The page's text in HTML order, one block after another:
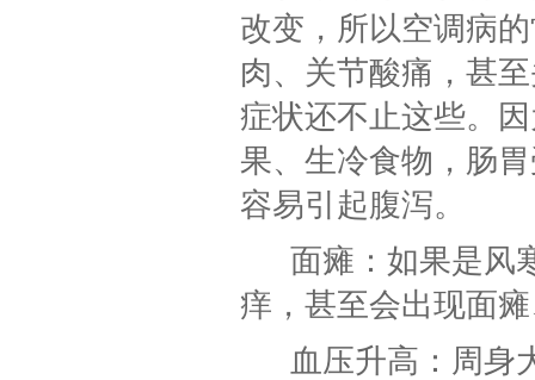
改变，所以空调病
肉、关节酸痛，甚
症状还不止这些。
果、生冷食物，肠
容易引起腹泻。
面瘫：如果是风
痒，甚至会出现面
血压升高：周身